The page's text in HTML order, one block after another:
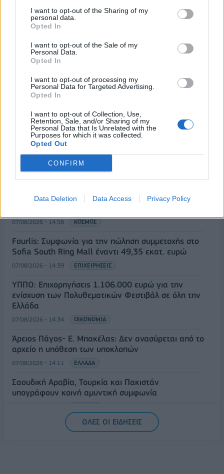
I want to opt-out of the Sharing of my
personal data.
Opted In
I want to opt-out of the Sale of my
Personal Data.
Opted In
I want to opt-out of processing my
Personal Data for Targeted Advertising.
Opted In
I want to opt-out of Collection, Use,
Retention, Sale, and/or Sharing of my
Personal Data that Is Unrelated with the
Purposes for which it was collected.
Opted Out
CONFIRM
Data Deletion Data Access Privacy Policy
της ΔΕΗ για την είσοδο στην πολωνική αγορά
ενέργειας
Στρατηγική επένδυση του EFA GROUP στη Fractal
για την ανάπτυξη προηγμένων αμυντικών
τεχνολογιών
07/08/2026 - 16:11 ΕΠΙΧΕΙΡΗΣΕΙΣ
Συνάλλαγμα: Το ευρώ ενισχύεται 0,08%, στα
1,1534 δολάρια
07/08/2026 - 15:45 ΟΙΚΟΝΟΜΙΑ
Χρηματιστήριο: Στις 2.623,19 μονάδες ο Γενικός
Δείκτης Τιμών, με άνοδο 0,57%
07/08/2026 - 15:21 ΟΙΚΟΝΟΜΙΑ
Νέο κύμα καύσωνα στην Ευρώπη – Θερμοκρασίες
07/08/2026 - 14:58 ΚΟΣΜΟΣ
Fourlis: Συμφωνία για την πώληση συμμετοχής στο
Sofia South Ring Mall έναντι 49,35 εκατ. ευρώ
07/08/2026 - 14:39 ΕΠΙΧΕΙΡΗΣΕΙΣ
ΥΠΠΟ: Επιχορηγήσεις 1.106.000 ευρώ για την
ενίσχυση των Πολυθεματικών Φεστιβάλ σε όλη την
Ελλάδα
07/08/2026 - 14:34 ΟΙΚΟΝΟΜΙΑ
Άρειος Πάγος- Ε. Μπακέλας: Δεν ανασύρεται από το
αρχείο η υπόθεση των υποκλοπών
07/08/2026 - 14:11 ΕΛΛΑΔΑ
Σαουδική Αραβία, Τουρκία και Πακιστάν
υπογράφουν κοινή αμυντική συμφωνία
ΟΛΕΣ ΟΙ ΕΙΔΗΣΕΙΣ